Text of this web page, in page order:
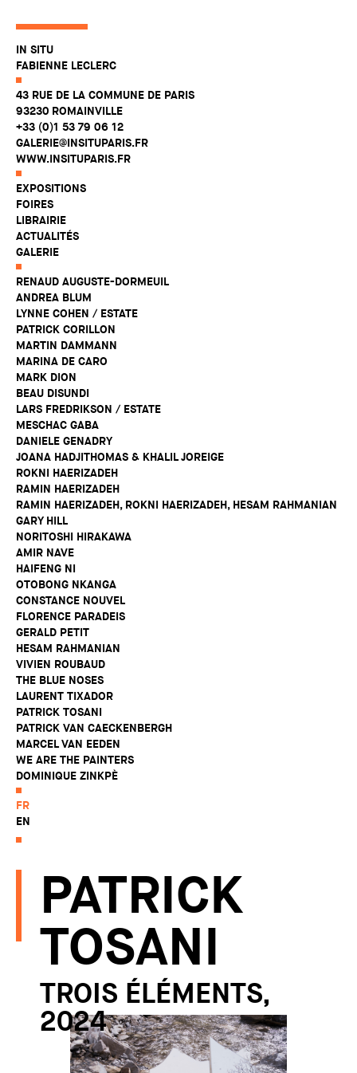
IN SITU
FABIENNE LECLERC
43 RUE DE LA COMMUNE DE PARIS
93230 ROMAINVILLE
+33 (0)1 53 79 06 12
GALERIE@INSITUPARIS.FR
WWW.INSITUPARIS.FR
EXPOSITIONS
FOIRES
LIBRAIRIE
ACTUALITÉS
GALERIE
RENAUD AUGUSTE-DORMEUIL
ANDREA BLUM
LYNNE COHEN / ESTATE
PATRICK CORILLON
MARTIN DAMMANN
MARINA DE CARO
MARK DION
BEAU DISUNDI
LARS FREDRIKSON / ESTATE
MESCHAC GABA
DANIELE GENADRY
JOANA HADJITHOMAS & KHALIL JOREIGE
ROKNI HAERIZADEH
RAMIN HAERIZADEH
RAMIN HAERIZADEH, ROKNI HAERIZADEH, HESAM RAHMANIAN
GARY HILL
NORITOSHI HIRAKAWA
AMIR NAVE
HAIFENG NI
OTOBONG NKANGA
CONSTANCE NOUVEL
FLORENCE PARADEIS
GERALD PETIT
HESAM RAHMANIAN
VIVIEN ROUBAUD
THE BLUE NOSES
LAURENT TIXADOR
PATRICK TOSANI
PATRICK VAN CAECKENBERGH
MARCEL VAN EEDEN
WE ARE THE PAINTERS
DOMINIQUE ZINKPÈ
FR
EN
PATRICK
TOSANI
TROIS ÉLÉMENTS,
2024